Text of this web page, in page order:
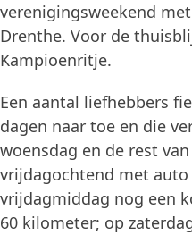
verenigingsweekend
Drenthe. Voor de
Kampioenritje.
Een aantal liefhebbers
dagen naar toe en die
woensdag en de rest
vrijdagochtend met
vrijdagmiddag nog een
60 kilometer; op